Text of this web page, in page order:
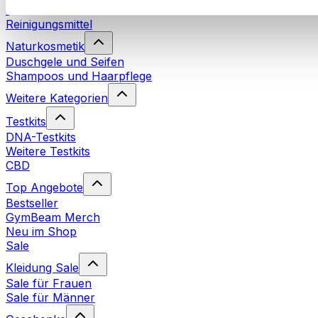
Waschmittel
Reinigungsmittel
Naturkosmetik
Duschgele und Seifen
Shampoos und Haarpflege
Weitere Kategorien
Testkits
DNA-Testkits
Weitere Testkits
CBD
Top Angebote
Bestseller
GymBeam Merch
Neu im Shop
Sale
Kleidung Sale
Sale für Frauen
Sale für Männer